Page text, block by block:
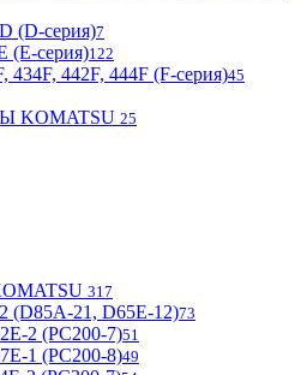
(D-серия)7
(E-серия)122
434F, 442F, 444F (F-серия)45
KOMATSU 25
317
(D85A-21, D65E-12)73
2 (PC200-7)51
1 (PC200-8)49